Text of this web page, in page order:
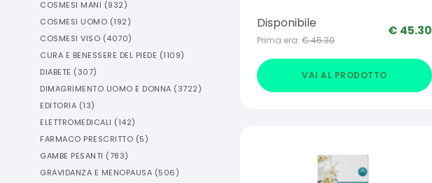
COSMESI MANI (932)
COSMESI UOMO (192)
COSMESI VISO (4070)
CURA E BENESSERE DEL PIEDE (1109)
DIABETE (307)
DIMAGRIMENTO UOMO E DONNA (3722)
EDITORIA (13)
ELETTROMEDICALI (142)
FARMACO PRESCRITTO (5)
GAMBE PESANTI (783)
GRAVIDANZA E MENOPAUSA (506)
Disponibile
Prima era: €45.30
€ 45.30
VAI AL PRODOTTO